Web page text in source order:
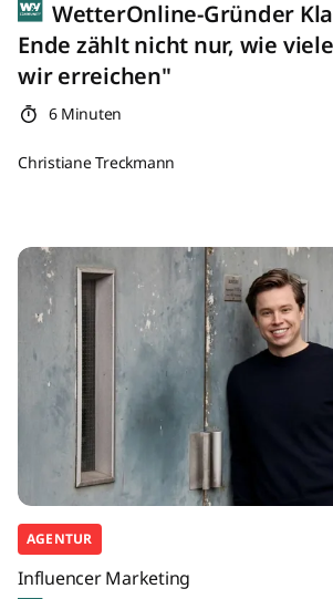
WetterOnline-Gründer
Ende zählt nicht nur, wie
wir erreichen"
6 Minuten
Christiane Treckmann
AGENTUR
Influencer Marketing